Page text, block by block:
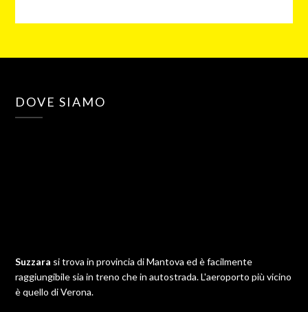
DOVE SIAMO
Suzzara si trova in provincia di Mantova ed è facilmente
raggiungibile sia in treno che in autostrada. L'aeroporto più vicino
è quello di Verona.